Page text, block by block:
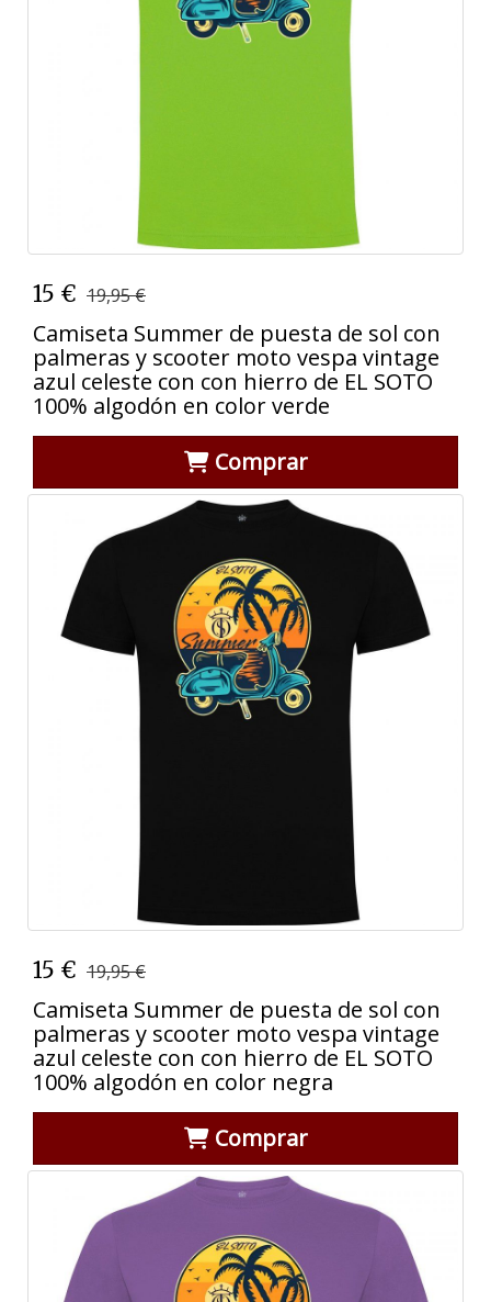
15 € 19,95 €
Camiseta Summer de puesta de sol con
palmeras y scooter moto vespa vintage
azul celeste con con hierro de EL SOTO
100% algodón en color verde
Comprar
15 € 19,95 €
Camiseta Summer de puesta de sol con
palmeras y scooter moto vespa vintage
azul celeste con con hierro de EL SOTO
100% algodón en color negra
Comprar